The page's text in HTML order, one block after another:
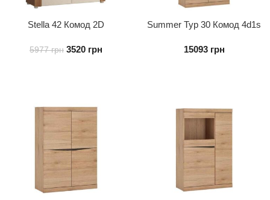
Stella 42 Комод 2D
5977грн 3520 грн
Summer Typ 30 Комод 4d1s
15093 грн